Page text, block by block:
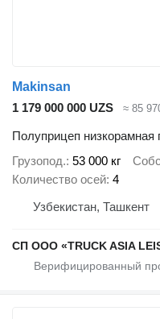
Makinsan
1 179 000 000 UZS
≈ 85
Полуприцеп
Грузопод. 53 000 кг
Количество осей 4
Узбекистан, Ташкент
СП ООО «TRUCK ASIA